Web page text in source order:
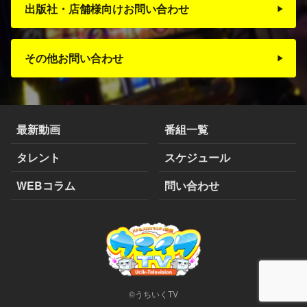
出版社・店舗様向けお問い合わせ
その他お問い合わせ
最新動画
番組一覧
タレント
スケジュール
WEBコラム
問い合わせ
©うちいくTV